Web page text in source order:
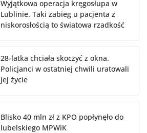
Wyjątkowa operacja kręgosłupa w
Lublinie. Taki zabieg u pacjenta z
niskorosłością to światowa rzadkość
28-latka chciała skoczyć z okna.
Policjanci w ostatniej chwili uratowali
jej życie
Blisko 40 mln zł z KPO popłynęło do
lubelskiego MPWiK